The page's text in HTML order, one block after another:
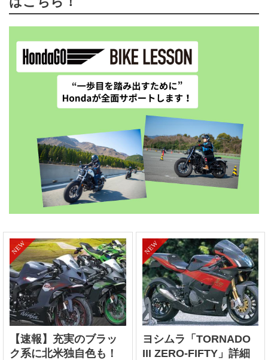
【速報】充実のブラッ
ク系に北米独自色も！
ヨシムラ「TORNADO
III ZERO-FIFTY」詳細